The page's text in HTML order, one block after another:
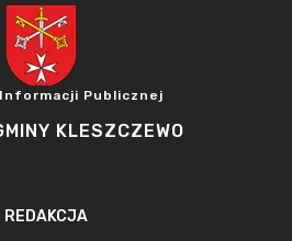
Publicznej
KLESZCZEWO
REDAKCJA